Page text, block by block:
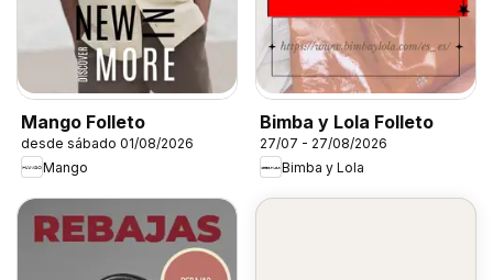
Mango Folleto
desde sábado 01/08/2026
Mango
Bimba y Lola Folleto
27/07 - 27/08/2026
Bimba y Lola